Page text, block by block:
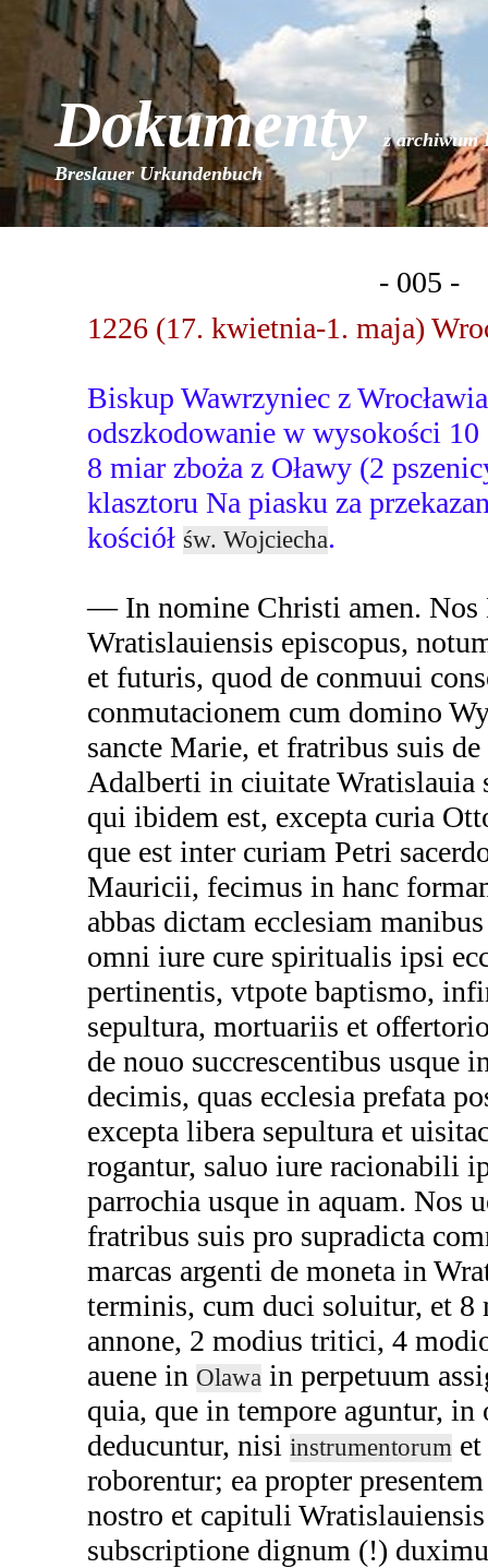
Dokumentyz archiwum
Breslauer Urkundenbuch
- 005 -
1226 (17. kwietnia-1. maja)
Biskup Wawrzyniec z
odszkodowanie w wysokości
8 miar zboża z Oławy (2
klasztoru Na piasku za
kościół św. Wojciecha.
— In nomine Christi amen. Nos
Wratislauiensis episcopus,
et futuris, quod de conmuui
conmutacionem cum domino
sancte Marie, et fratribus suis
Adalberti in ciuitate Wratislauia
qui ibidem est, excepta curia
que est inter curiam Petri
Mauricii, fecimus in hanc
abbas dictam ecclesiam
omni iure cure spiritualis ipsi
pertinentis, vtpote baptismo,
sepultura, mortuariis et
de nouo succrescentibus usque
decimis, quas ecclesia prefata
excepta libera sepultura et
rogantur, saluo iure racionabili
parrochia usque in aquam. Nos
fratribus suis pro supradicta
marcas argenti de moneta in
terminis, cum duci soluitur, et 8
annone, 2 modius tritici, 4
auene in Olawa in perpetuum
quia, que in tempore aguntur,
deducuntur, nisi instrumentorum
roborentur; ea propter
nostro et capituli
subscriptione dignum (!)